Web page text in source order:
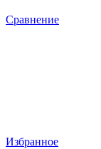
Сравнение
Избранное